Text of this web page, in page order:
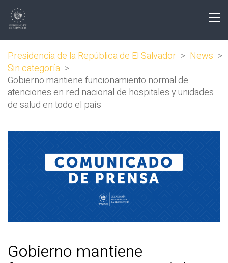
Presidencia de la República de El Salvador > News >
Sin categoría >
Gobierno mantiene funcionamiento normal de
atenciones en red nacional de hospitales y unidades
de salud en todo el país
Gobierno mantiene